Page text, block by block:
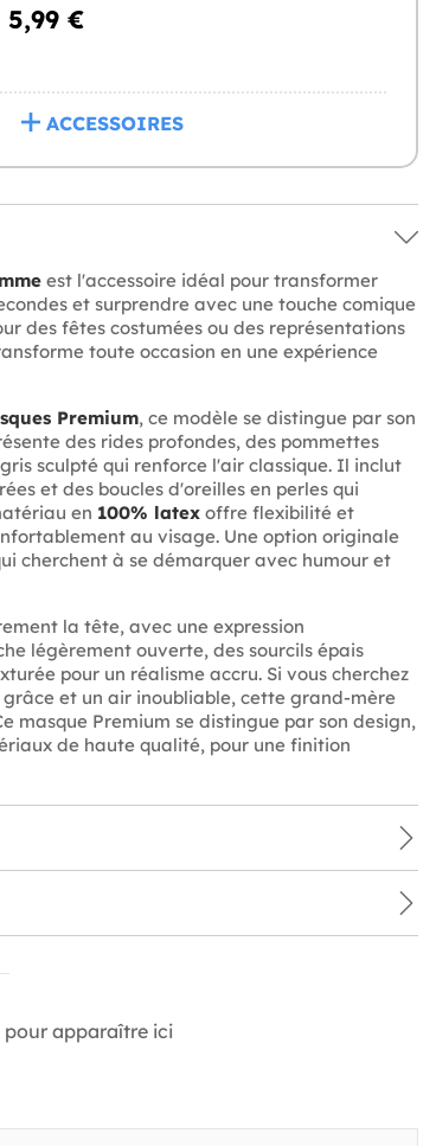
5,99 €
ACCESSOIRES
est l'accessoire idéal pour transformer
et surprendre avec une touche comique
des fêtes costumées ou des représentations
toute occasion en une expérience
Premium, ce modèle se distingue par son
des rides profondes, des pommettes
sculpté qui renforce l'air classique. Il inclut
et des boucles d'oreilles en perles qui
en 100% latexoffre flexibilité et
au visage. Une option originale
cherchent à se démarquer avec humour et
la tête, avec une expression
légèrement ouverte, des sourcils épais
pour un réalisme accru. Si vous cherchez
et un air inoubliable, cette grand-mère
masque Premium se distingue par son design,
de haute qualité, pour une finition
pour apparaître ici